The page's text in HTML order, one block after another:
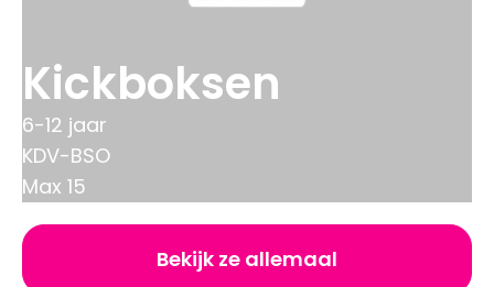
Kickboksen
6-12 jaar
KDV-BSO
Max 15
Bekijk ze allemaal